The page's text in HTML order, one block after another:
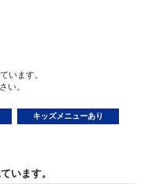
います。
い。
キッズメニューあり
います。